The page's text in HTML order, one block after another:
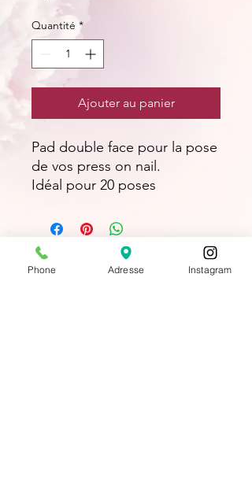
Quantité *
Ajouter au panier
Pad double face pour la pose
de vos press on nail.
Idéal pour 20 poses
Institut Magnetic Studio beauté
Phone Adresse Instagram